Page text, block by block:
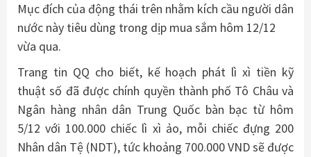
Mục đích của động thái trên nhằm kích cầu người dân
nước này tiêu dùng trong dịp mua sắm hôm 12/12
vừa qua.
Trang tin QQ cho biết, kế hoạch phát lì xì tiền kỹ
thuật số đã được chính quyền thành phố Tô Châu và
Ngân hàng nhân dân Trung Quốc bàn bạc từ hôm
5/12 với 100.000 chiếc lì xì ảo, mỗi chiếc đựng 200
Nhân dân Tệ (NDT), tức khoảng 700.000 VND sẽ được